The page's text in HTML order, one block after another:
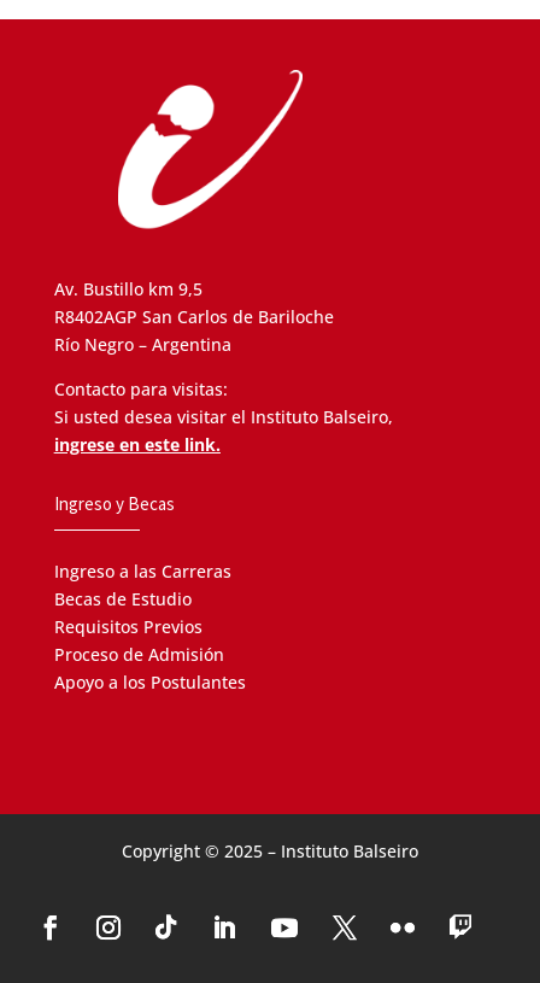
Av. Bustillo km 9,5
R8402AGP San Carlos de Bariloche
Río Negro – Argentina
Contacto para visitas:
Si usted desea visitar el Instituto Balseiro,
ingrese en este link.
Ingreso y Becas
Ingreso a las Carreras
Becas de Estudio
Requisitos Previos
Proceso de Admisión
Apoyo a los Postulantes
Copyright © 2025 – Instituto Balseiro